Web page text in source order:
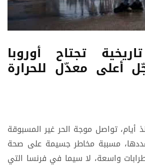
تجتاح أوروبا
أعلى معدّل للحرارة
تواصل موجة الحر غير المسبوقة
مسببة مخاطر جسيمة على صحة
واسعة، لا سيما في فرنسا التي